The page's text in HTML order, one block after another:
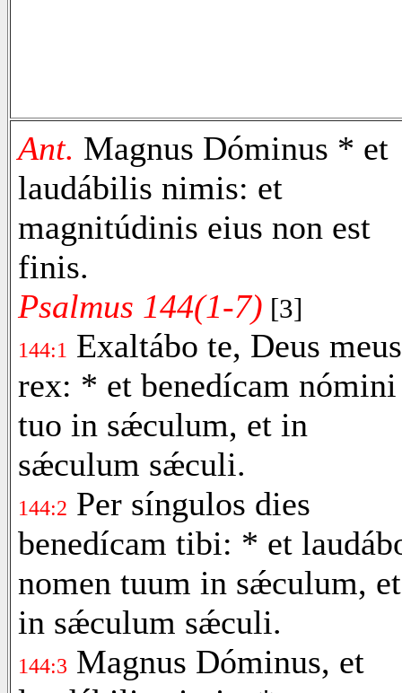
Ant. Magnus Dóminus * et
laudábilis nimis: et
magnitúdinis eius non est
finis.
Psalmus 144(1-7) [3]
144:1 Exaltábo te, Deus
rex: * et benedícam nómini
tuo in sǽculum, et in
sǽculum sǽculi.
144:2 Per síngulos dies
benedícam tibi: * et
nomen tuum in sǽculum, et
in sǽculum sǽculi.
144:3 Magnus Dóminus, et